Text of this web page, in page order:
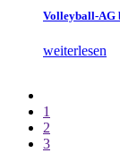
Volleyball-AG
weiterlesen
1
2
3